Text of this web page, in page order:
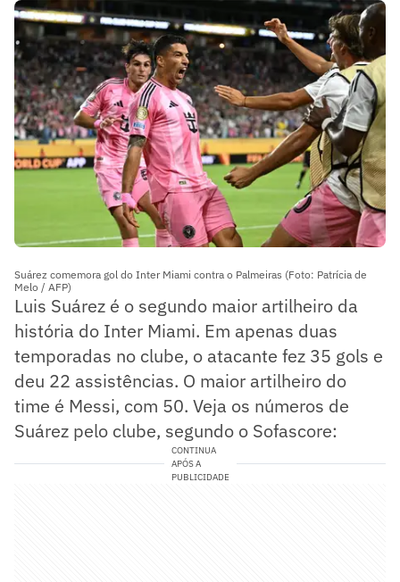
Suárez comemora gol do Inter Miami contra o Palmeiras (Foto: Patrícia de
Melo / AFP)
Luis Suárez é o segundo maior artilheiro da
história do Inter Miami. Em apenas duas
temporadas no clube, o atacante fez 35 gols e
deu 22 assistências. O maior artilheiro do
time é Messi, com 50. Veja os números de
Suárez pelo clube, segundo o Sofascore:
CONTINUA
APÓS A
PUBLICIDADE